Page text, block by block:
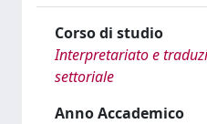
Corso di studio
Interpretariato e
settoriale
Anno Accademico